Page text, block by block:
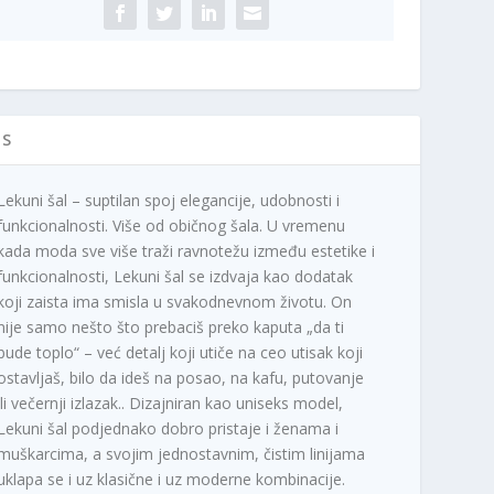
šal – suptilan spoj elegancije, udobnosti i
Više od običnog šala. U vremenu
moda sve više traži ravnotežu između estetike i
Lekuni šal se izdvaja kao dodatak
zaista ima smisla u svakodnevnom životu. On
samo nešto što prebaciš preko kaputa „da ti
toplo“ – već detalj koji utiče na ceo utisak koji
bilo da ideš na posao, na kafu, putovanje
večernji izlazak.. Dizajniran kao uniseks model,
šal podjednako dobro pristaje i ženama i
a svojim jednostavnim, čistim linijama
se i uz klasične i uz moderne kombinacije.